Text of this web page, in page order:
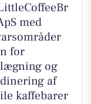
med
for
og
af
kaffebarer